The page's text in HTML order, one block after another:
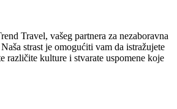
Travel, vašeg partnera za nezaboravna
strast je omogućiti vam da istražujete
različite kulture i stvarate uspomene koje